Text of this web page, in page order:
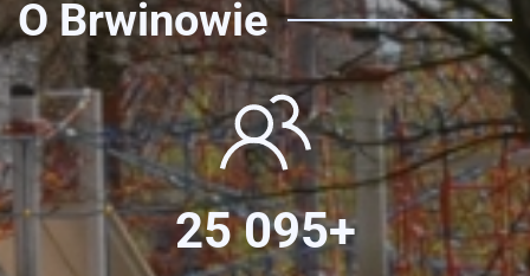
O Brwinowie
25 095+